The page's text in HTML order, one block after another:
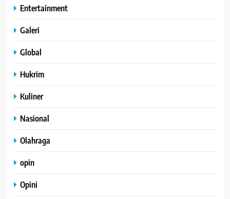
Entertainment
Galeri
Global
Hukrim
Kuliner
Nasional
Olahraga
opin
Opini